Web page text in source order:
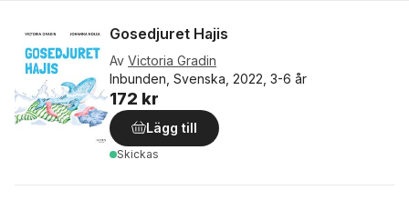
Gosedjuret Hajis
Av Victoria Gradin
Inbunden, Svenska, 2022, 3-6 år
172 kr
Lägg till
Skickas